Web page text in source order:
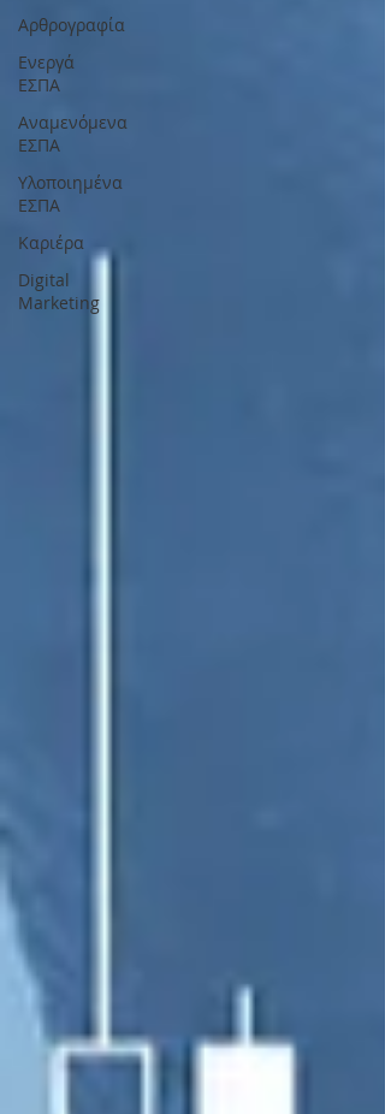
Αρθρογραφία
Ενεργά
ΕΣΠΑ
Αναμενόμενα
ΕΣΠΑ
Υλοποιημένα
ΕΣΠΑ
Καριέρα
Digital
Marketing